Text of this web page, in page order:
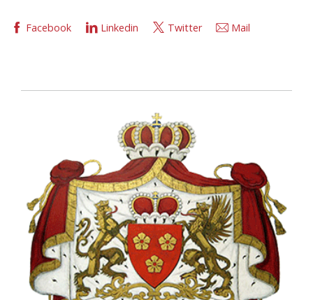
Facebook Linkedin Twitter Mail